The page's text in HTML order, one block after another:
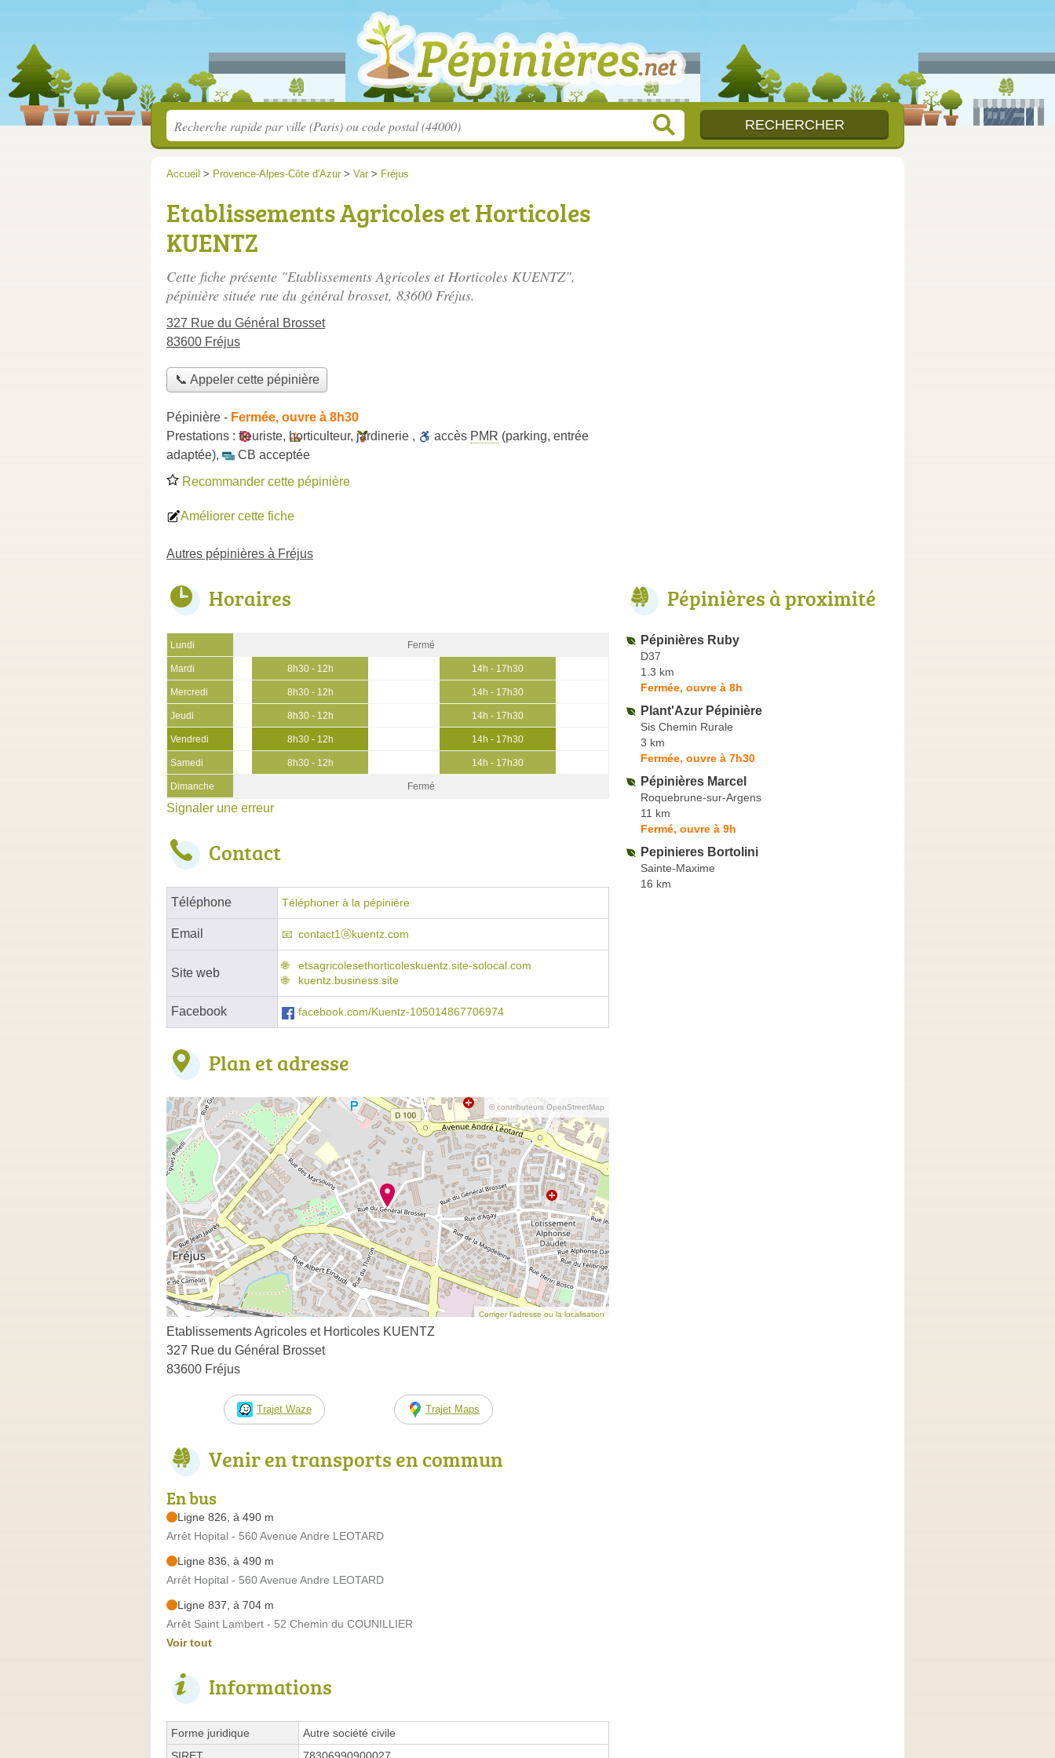
Accueil > Provence-Alpes-Côte d'Azur > Var > Fréjus
Etablissements Agricoles et Horticoles
KUENTZ
Cette fiche présente "Etablissements Agricoles et Horticoles KUENTZ",
pépinière située rue du général brosset, 83600 Fréjus.
327 Rue du Général Brosset
83600 Fréjus
📞 Appeler cette pépinière
Pépinière - Fermée, ouvre à 8h30
Prestations : fleuriste, horticulteur, jardinerie , accès PMR (parking, entrée
adaptée),
CB acceptée
Recommander cette pépinière
Améliorer cette fiche
Autres pépinières à Fréjus
Horaires
Lundi Fermé
Mardi 8h30 - 12h 14h - 17h30
Mercredi 8h30 - 12h 14h - 17h30
Jeudi 8h30 - 12h 14h - 17h30
Vendredi 8h30 - 12h 14h - 17h30
Samedi 8h30 - 12h 14h - 17h30
Dimanche Fermé
Signaler une erreur
Contact
Téléphone Téléphoner à la pépinière
Email contact1ⓐkuentz.com
Site web
etsagricolesethorticoleskuentz.site-solocal.com
kuentz.business.site
Facebook facebook.com/Kuentz-105014867706974
Plan et adresse
© contributeurs OpenStreetMap
Corriger l’adresse ou la localisation
Etablissements Agricoles et Horticoles KUENTZ
327 Rue du Général Brosset
83600 Fréjus
Trajet Waze Trajet Maps
Venir en transports en commun
En bus
Ligne 826, à 490 m
Arrêt Hopital - 560 Avenue Andre LEOTARD
Ligne 836, à 490 m
Arrêt Hopital - 560 Avenue Andre LEOTARD
Ligne 837, à 704 m
Arrêt Saint Lambert - 52 Chemin du COUNILLIER
Voir tout
Informations
Forme juridique
Autre société civile
SIRET
78306990900027
Pépinières à proximité
Pépinières Ruby
D37
1.3 km
Fermée, ouvre à 8h
Plant'Azur Pépinière
Sis Chemin Rurale
3 km
Fermée, ouvre à 7h30
Pépinières Marcel
Roquebrune-sur-Argens
11 km
Fermé, ouvre à 9h
Pepinieres Bortolini
Sainte-Maxime
16 km